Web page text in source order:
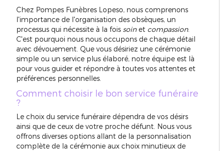
Chez Pompes Funèbres Lopeso, nous comprenons
l'importance de l'organisation des obsèques, un
processus qui nécessite à la fois soinet compassion.
C'est pourquoi nous nous occupons de chaque détail
avec dévouement. Que vous désiriez une cérémonie
simple ou un service plus élaboré, notre équipe est là
pour vous guider et répondre à toutes vos attentes et
préférences personnelles.
Comment choisir le bon service funéraire
?
Le choix du service funéraire dépendra de vos désirs
ainsi que de ceux de votre proche défunt. Nous vous
offrons diverses options allant de la personnalisation
complète de la cérémonie aux choix minutieux de